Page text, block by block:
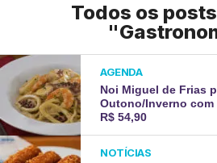
Todos os
AGENDA
Noi Miguel de Frias
Outono/Inverno
R$ 54,90
NOTÍCIAS